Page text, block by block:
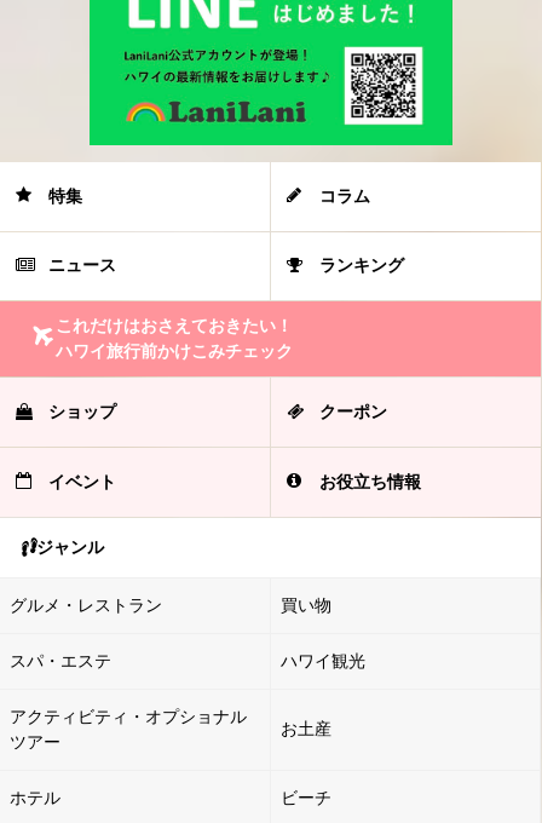
特集 コラム
ニュース ランキング
これだけはおさえておきたい！
ハワイ旅行前かけこみチェック
ショップ クーポン
イベント お役立ち情報
ジャンル
グルメ・レストラン 買い物
スパ・エステ ハワイ観光
アクティビティ・オプショナル
ツアー
お土産
ホテル ビーチ